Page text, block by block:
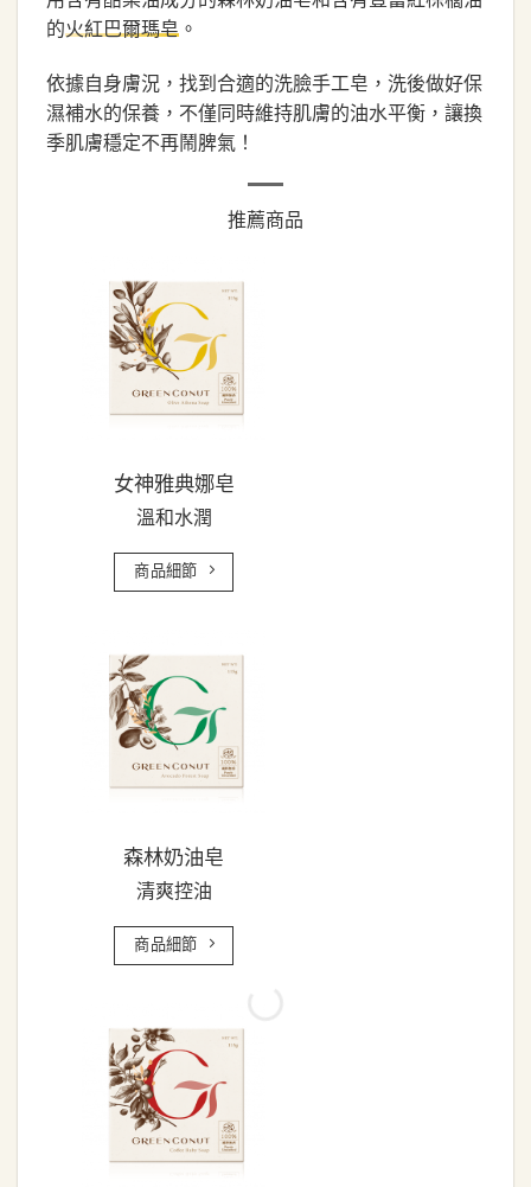
的火紅巴爾瑪皂 。
依據自身膚況，找到合適的洗臉手工皂，洗後做好保
濕補水的保養，不僅同時維持肌膚的油水平衡，讓換
季肌膚穩定不再鬧脾氣！
推薦商品
女神雅典娜皂
溫和水潤
商品細節
森林奶油皂
清爽控油
商品細節